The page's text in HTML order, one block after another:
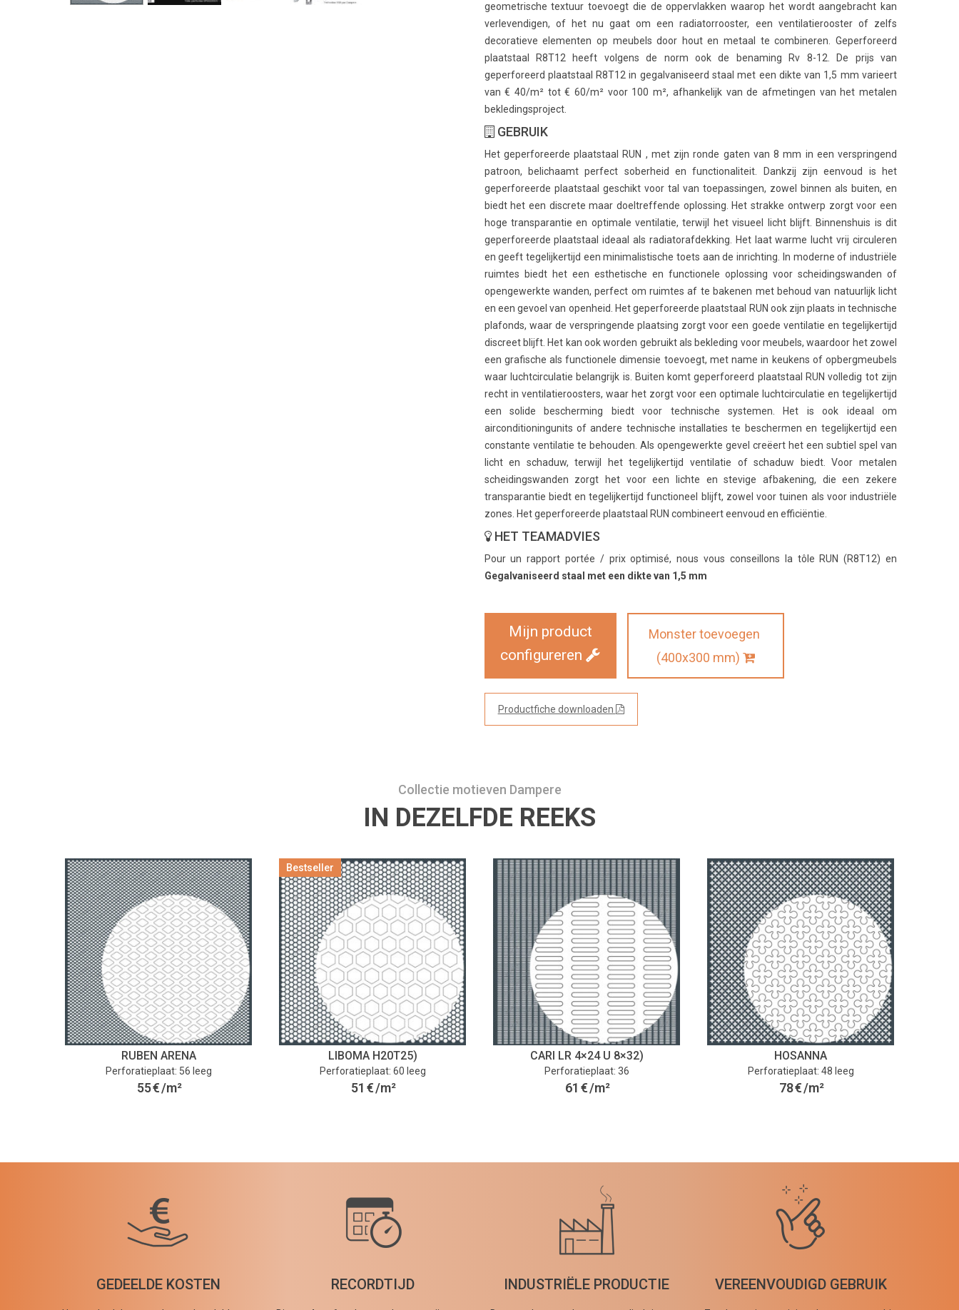
geometrische textuur toevoegt die de oppervlakken waarop het wordt aangebracht kan
verlevendigen, of het nu gaat om een radiatorrooster, een ventilatierooster of zelfs
decoratieve elementen op meubels door hout en metaal te combineren. Geperforeerd
plaatstaal R8T12 heeft volgens de norm ook de benaming Rv 8-12. De prijs van
geperforeerd plaatstaal R8T12 in gegalvaniseerd staal met een dikte van 1,5 mm varieert
van € 40/m² tot € 60/m² voor 100 m², afhankelijk van de afmetingen van het metalen
bekledingsproject.
GEBRUIK
Het geperforeerde plaatstaal RUN , met zijn ronde gaten van 8 mm in een verspringend
patroon, belichaamt perfect soberheid en functionaliteit. Dankzij zijn eenvoud is het
geperforeerde plaatstaal geschikt voor tal van toepassingen, zowel binnen als buiten, en
biedt het een discrete maar doeltreffende oplossing. Het strakke ontwerp zorgt voor een
hoge transparantie en optimale ventilatie, terwijl het visueel licht blijft. Binnenshuis is dit
geperforeerde plaatstaal ideaal als radiatorafdekking. Het laat warme lucht vrij circuleren
en geeft tegelijkertijd een minimalistische toets aan de inrichting. In moderne of industriële
ruimtes biedt het een esthetische en functionele oplossing voor scheidingswanden of
opengewerkte wanden, perfect om ruimtes af te bakenen met behoud van natuurlijk licht
en een gevoel van openheid. Het geperforeerde plaatstaal RUN ook zijn plaats in technische
plafonds, waar de verspringende plaatsing zorgt voor een goede ventilatie en tegelijkertijd
discreet blijft. Het kan ook worden gebruikt als bekleding voor meubels, waardoor het zowel
een grafische als functionele dimensie toevoegt, met name in keukens of opbergmeubels
waar luchtcirculatie belangrijk is. Buiten komt geperforeerd plaatstaal RUN volledig tot zijn
recht in ventilatieroosters, waar het zorgt voor een optimale luchtcirculatie en tegelijkertijd
een solide bescherming biedt voor technische systemen. Het is ook ideaal om
airconditioningunits of andere technische installaties te beschermen en tegelijkertijd een
constante ventilatie te behouden. Als opengewerkte gevel creëert het een subtiel spel van
licht en schaduw, terwijl het tegelijkertijd ventilatie of schaduw biedt. Voor metalen
scheidingswanden zorgt het voor een lichte en stevige afbakening, die een zekere
transparantie biedt en tegelijkertijd functioneel blijft, zowel voor tuinen als voor industriële
zones. Het geperforeerde plaatstaal RUN combineert eenvoud en efficiëntie.
HET TEAMADVIES
Pour un rapport portée / prix optimisé, nous vous conseillons la tôle RUN (R8T12) en
Gegalvaniseerd staal met een dikte van 1,5 mm
Mijn product
configureren
Monster toevoegen
(400x300 mm)
Productfiche downloaden
Collectie motieven Dampere
IN DEZELFDE REEKS
RUBEN ARENA
Perforatieplaat: 56 leeg
55€/m²
Bestseller
LIBOMA H20T25)
Perforatieplaat: 60 leeg
51 €/m²
CARI LR 4×24 U 8×32)
Perforatieplaat: 36
61 €/m²
HOSANNA
Perforatieplaat: 48 leeg
78€/m²
GEDEELDE KOSTEN RECORDTIJD INDUSTRIËLE PRODUCTIE VEREENVOUDIGD GEBRUIK